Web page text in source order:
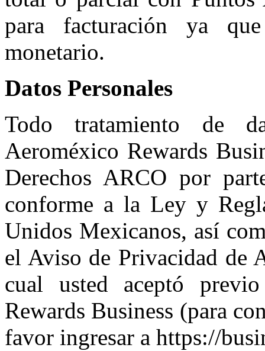
para facturación ya
monetario.
Datos Personales
Todo tratamiento de
Aeroméxico Rewards
Derechos ARCO por
conforme a la Ley y
Unidos Mexicanos, así
el Aviso de Privacidad de
cual usted aceptó
Rewards Business (para
favor ingresar a https://